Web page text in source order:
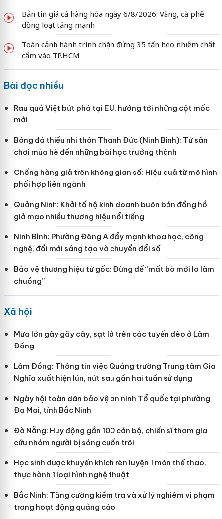
Bản tin giá cả hàng hóa ngày 6/8/2026: Vàng, cà phê
đồng loạt tăng mạnh
Toàn cảnh hành trình chặn đứng 35 tấn heo nhiễm chất
cấm vào TP.HCM
Bài đọc nhiều
Rau quả Việt bứt phá tại EU, hướng tới những cột mốc
mới
Bóng đá thiếu nhi thôn Thanh Đức (Ninh Bình): Từ sân
chơi mùa hè đến những bài học trưởng thành
Chống hàng giả trên không gian số: Hiệu quả từ mô hình
phối hợp liên ngành
Quảng Ninh: Khởi tố hộ kinh doanh buôn bán đồng hồ
giả mạo nhiều thương hiệu nổi tiếng
Ninh Bình: Phường Đông A đẩy mạnh khoa học, công
nghệ, đổi mới sáng tạo và chuyển đổi số
Bảo vệ thương hiệu từ gốc: Đừng để “mất bò mới lo làm
chuồng”
Xã hội
Mưa lớn gây gãy cây, sạt lở trên các tuyến đèo ở Lâm
Đồng
Lâm Đồng: Thông tin việc Quảng trường Trung tâm Gia
Nghĩa xuất hiện lún, nứt sau gần hai tuần sử dụng
Ngày hội toàn dân bảo vệ an ninh Tổ quốc tại phường
Đa Mai, tỉnh Bắc Ninh
Đà Nẵng: Huy động gần 100 cán bộ, chiến sĩ tham gia
cứu nhóm người bị sóng cuốn trôi
Học sinh được khuyến khích rèn luyện 1 môn thể thao,
thực hành 1 loại hình nghệ thuật
Bắc Ninh: Tăng cường kiểm tra và xử lý nghiêm vi phạm
trong hoạt động quảng cáo